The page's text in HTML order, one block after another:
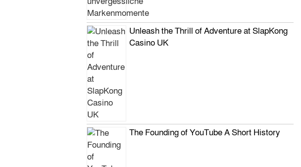
Unleash the Thrill of Adventure at SlapKong
Casino UK
The Founding of YouTube A Short History